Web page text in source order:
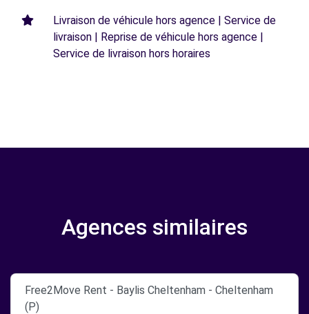
Livraison de véhicule hors agence | Service de
livraison | Reprise de véhicule hors agence |
Service de livraison hors horaires
Agences similaires
Free2Move Rent - Baylis Cheltenham - Cheltenham
(P)